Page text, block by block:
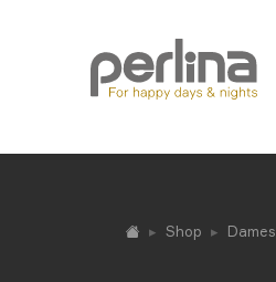
Shop Dames